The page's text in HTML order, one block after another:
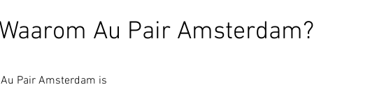
Au Pair Amsterdam is
Waarom Au Pair Amsterdam?